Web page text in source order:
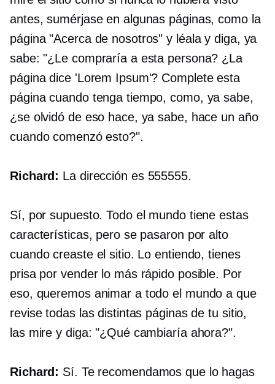
antes, sumérjase en algunas páginas, como la
página "Acerca de nosotros" y léala y diga, ya
sabe: "¿Le compraría a esta persona? ¿La
página dice 'Lorem Ipsum'? Complete esta
página cuando tenga tiempo, como, ya sabe,
¿se olvidó de eso hace, ya sabe, hace un año
cuando comenzó esto?".
Richard: La dirección es 555555.
Sí, por supuesto. Todo el mundo tiene estas
características, pero se pasaron por alto
cuando creaste el sitio. Lo entiendo, tienes
prisa por vender lo más rápido posible. Por
eso, queremos animar a todo el mundo a que
revise todas las distintas páginas de tu sitio,
las mire y diga: "¿Qué cambiaría ahora?".
Richard: Sí. Te recomendamos que lo hagas